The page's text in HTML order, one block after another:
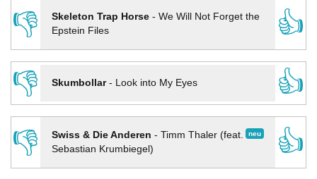
👎
Skeleton Trap Horse- We Will Not Forget the
Epstein Files
👍
👎
Skumbollar- Look into My Eyes
👍
👎
neu
Swiss & Die Anderen - Timm Thaler (feat.
Sebastian Krumbiegel)
👍